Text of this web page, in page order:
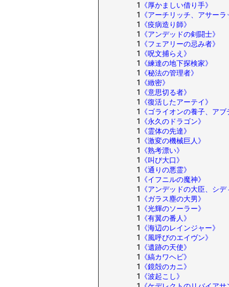
1
《厚かましい借り手》
1
《アーチリッチ、アサーラ
1
《疫病造り師》
1
《アンデッドの剣闘士》
1
《フェアリーの忌み者》
1
《呪文捕らえ》
1
《練達の地下探検家》
1
《秘法の管理者》
1
《緻密》
1
《意思切る者》
1
《復活したアーテイ》
1
《ゴライオンの養子、アブ
1
《永久のドラゴン》
1
《霊体の先達》
1
《激変の機械巨人》
1
《熟考漂い》
1
《叫び大口》
1
《通りの悪霊》
1
《イフニルの魔神》
1
《アンデッドの大臣、シデ
1
《ガラス塵の大男》
1
《光輝のソーラー》
1
《有翼の番人》
1
《海辺のレインジャー》
1
《風呼びのエイヴン》
1
《遺跡の天使》
1
《縞カワヘビ》
1
《鏡殻のカニ》
1
《波起こし》